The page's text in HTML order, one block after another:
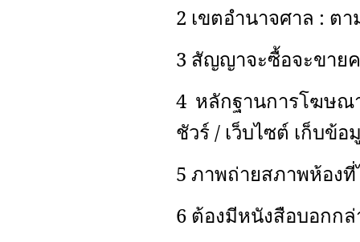
2 เขตอำนาจศาล : ต
3 สัญญาจะซื้อจะขาย
4 หลักฐานการโฆษณ
ชัวร์ / เว็บไซต์ เก็บข้
5 ภาพถ่ายสภาพห้องที่
6 ต้องมีหนังสือบอกก